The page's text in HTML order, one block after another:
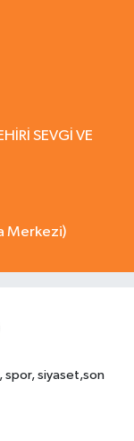
SEVGİ VE
RAM (Rehberlik Araştırma Merkezi)
spor, siyaset,son